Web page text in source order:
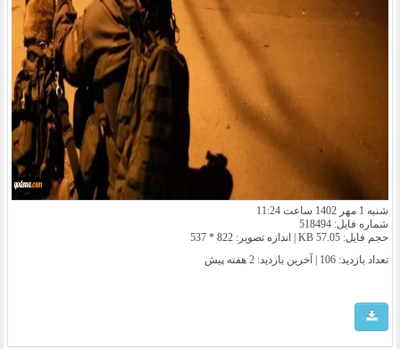
شنبه 1 مهر 1402 ساعت 11:24
شماره فایل: 518494
حجم فایل: 57.05 KB | اندازه تصویر: 822 * 537
تعداد بازدید: 106 | آخرین بازدید:
2 هفته پیش